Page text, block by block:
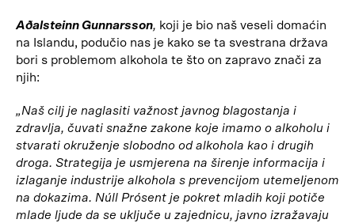
Aðalsteinn Gunnarsson, koji je bio naš veseli domaćin
na Islandu, podučio nas je kako se ta svestrana država
bori s problemom alkohola te što on zapravo znači za
njih:
„Naš cilj je naglasiti važnost javnog blagostanja i
zdravlja, čuvati snažne zakone koje imamo o alkoholu i
stvarati okruženje slobodno od alkohola kao i drugih
droga. Strategija je usmjerena na širenje informacija i
izlaganje industrije alkohola s prevencijom utemeljenom
na dokazima. Núll Prósent je pokret mladih koji potiče
mlade ljude da se uključe u zajednicu, javno izražavaju